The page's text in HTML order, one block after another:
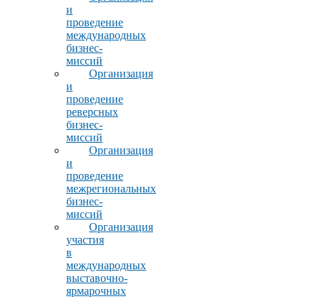
и
проведение
международных
бизнес-
миссий
Организация
и
проведение
реверсных
бизнес-
миссий
Организация
и
проведение
межрегиональных
бизнес-
миссий
Организация
участия
в
международных
выставочно-
ярмарочных